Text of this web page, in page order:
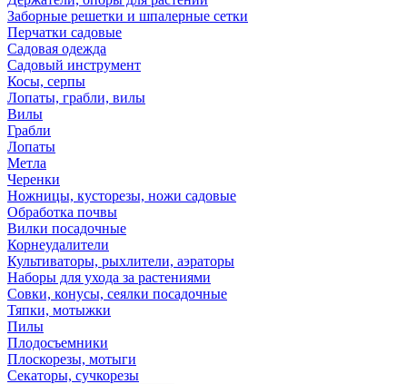
Заборные решетки и шпалерные сетки
Перчатки садовые
Садовая одежда
Садовый инструмент
Косы, серпы
Лопаты, грабли, вилы
Вилы
Грабли
Лопаты
Метла
Черенки
Ножницы, кусторезы, ножи садовые
Обработка почвы
Вилки посадочные
Корнеудалители
Культиваторы, рыхлители, аэраторы
Наборы для ухода за растениями
Совки, конусы, сеялки посадочные
Тяпки, мотыжки
Пилы
Плодосъемники
Плоскорезы, мотыги
Секаторы, сучкорезы